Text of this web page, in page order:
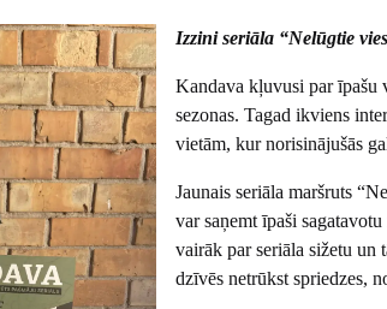
Izzini seriāla “Nelūgtie
Kandava kļuvusi par īpašu
sezonas. Tagad ikviens
vietām, kur norisinājušās
Jaunais seriāla maršruts
var saņemt īpaši
vairāk par seriāla sižetu
dzīvēs netrūkst spriedzes,